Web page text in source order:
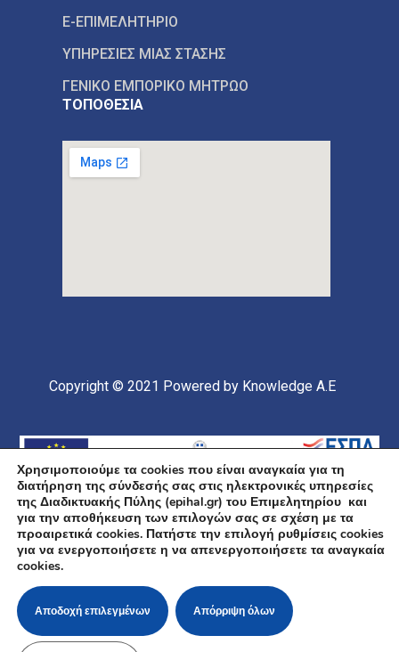
E-ΕΠΙΜΕΛΗΤΗΡΙΟ
ΥΠΗΡΕΣΙΕΣ ΜΙΑΣ ΣΤΑΣΗΣ
ΓΕΝΙΚΟ ΕΜΠΟΡΙΚΟ ΜΗΤΡΩΟ
ΤΟΠΟΘΕΣΙΑ
Copyright © 2021 Powered by Knowledge A.E
Υποέργο 1 Πράξης: «Ανάπτυξη και Αναβάθμιση
Ηλεκτρονικής Υποδομής και Ψηφιακών Υπηρεσιών του
Επιμελητηρίου Χαλκιδικής» Επιχειρησιακό Πρόγραμμα
«Κεντρική Μακεδονία» Συγχρηματοδοτείται από την
Ευρωπαϊκή Ένωση (Ευρωπαϊκό Ταμείο Περιφερειακής
Ανάπτυξης ΕΤΠΑ) και από εθνικούς πόρους μέσω του
ΠΔΕ
Χρησιμοποιούμε τα cookies που είναι αναγκαία για τη
διατήρηση της σύνδεσής σας στις ηλεκτρονικές υπηρεσίες
της Διαδικτυακής Πύλης (epihal.gr) του Επιμελητηρίου και
για την αποθήκευση των επιλογών σας σε σχέση με τα
προαιρετικά cookies. Πατήστε την επιλογή ρυθμίσεις cookies
για να ενεργοποιήσετε η να απενεργοποιήσετε τα αναγκαία
cookies.
Αποδοχή επιλεγμένων Απόρριψη όλων